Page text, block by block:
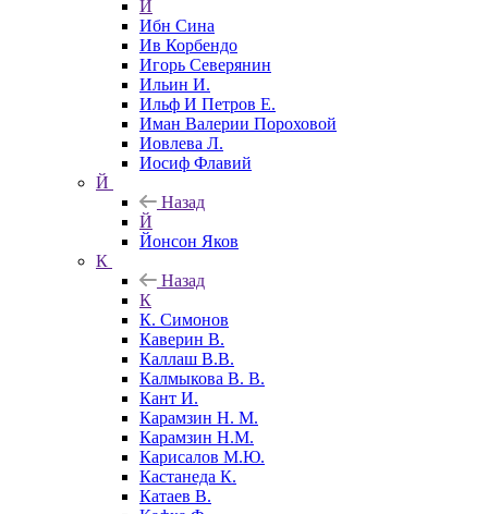
И
Ибн Сина
Ив Корбендо
Игорь Северянин
Ильин И.
Ильф И Петров Е.
Иман Валерии Пороховой
Иовлева Л.
Иосиф Флавий
Й
Назад
Й
Йонсон Яков
К
Назад
К
К. Симонов
Каверин В.
Каллаш В.В.
Калмыкова В. В.
Кант И.
Карамзин Н. М.
Карамзин Н.М.
Карисалов М.Ю.
Кастанеда К.
Катаев В.